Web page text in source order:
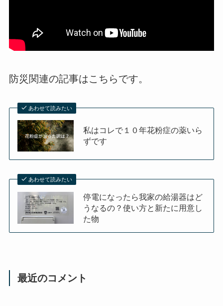
防災関連の記事はこちらです。
あわせて読みたい
私はコレで１０年花粉症の薬いら
ずです
あわせて読みたい
停電になったら我家の給湯器はど
うなるの？使い方と新たに用意し
た物
最近のコメント